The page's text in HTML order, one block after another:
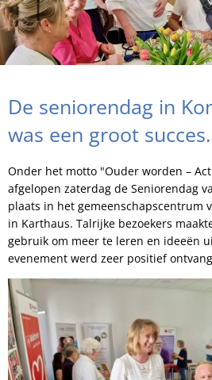
De seniorendag in
was een groot succes.
Onder het motto "Ouder worden –
afgelopen zaterdag de Seniorendag
plaats in het gemeenschapscentrum
in Karthaus. Talrijke bezoekers
gebruik om meer te leren en ideeën
evenement werd zeer positief